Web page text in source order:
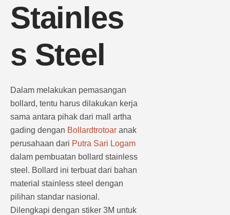
Stainles
s Steel
Dalam melakukan pemasangan
bollard, tentu harus dilakukan kerja
sama antara pihak dari mall artha
gading dengan Bollardtrotoar anak
perusahaan dari Putra Sari Logam
dalam pembuatan bollard stainless
steel. Bollard ini terbuat dari bahan
material stainless steel dengan
pilihan standar nasional.
Dilengkapi dengan stiker 3M untuk